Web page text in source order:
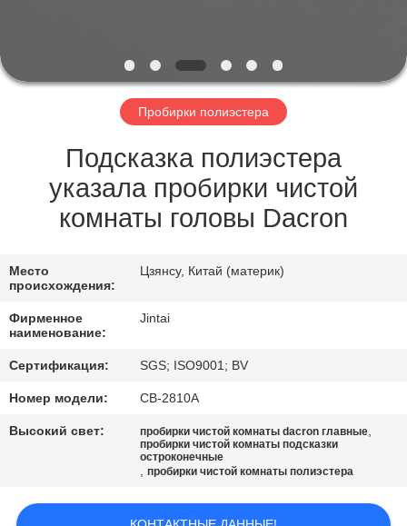
КОНТРОЛЬ
КАЧЕСТВА
СВЯЖИТЕСЬ
НАМИ
НОВОСТИ
СЛУЧАИ
ЦИТАТУ
САЙТА
Пробирки полиэстера
Подсказка полиэстера
указала пробирки чистой
комнаты головы Dacron
Место
происхождения:
Цзянсу, Китай (материк)
Фирменное
наименование:
Jintai
Сертификация: SGS; ISO9001; BV
Номер модели: СВ-2810А
Высокий свет: пробирки чистой комнаты dacron главные,
пробирки чистой комнаты подсказки
остроконечные
,пробирки чистой комнаты полиэстера